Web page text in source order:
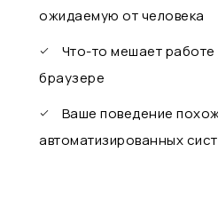
ожидаемую от человека
Что-то мешает
браузере
Ваше поведение
автоматизированных